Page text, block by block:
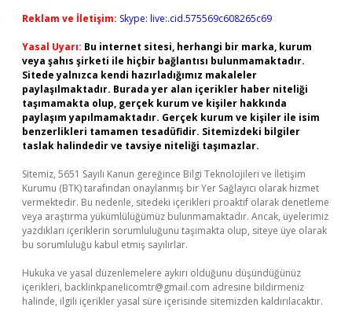
Reklam ve İletişim: Skype: live:.cid.575569c608265c69
Yasal Uyarı: Bu internet sitesi, herhangi bir marka, kurum
veya şahıs şirketi ile hiçbir bağlantısı bulunmamaktadır.
Sitede yalnızca kendi hazırladığımız makaleler
paylaşılmaktadır. Burada yer alan içerikler haber niteliği
taşımamakta olup, gerçek kurum ve kişiler hakkında
paylaşım yapılmamaktadır. Gerçek kurum ve kişiler ile isim
benzerlikleri tamamen tesadüfidir. Sitemizdeki bilgiler
taslak halindedir ve tavsiye niteliği taşımazlar.
Sitemiz, 5651 Sayılı Kanun gereğince Bilgi Teknolojileri ve İletişim
Kurumu (BTK) tarafından onaylanmış bir Yer Sağlayıcı olarak hizmet
vermektedir. Bu nedenle, sitedeki içerikleri proaktif olarak denetleme
veya araştırma yükümlülüğümüz bulunmamaktadır. Ancak, üyelerimiz
yazdıkları içeriklerin sorumluluğunu taşımakta olup, siteye üye olarak
bu sorumluluğu kabul etmiş sayılırlar.
Hukuka ve yasal düzenlemelere aykırı olduğunu düşündüğünüz
içerikleri, backlinkpanelicomtr@gmail.com adresine bildirmeniz
halinde, ilgili içerikler yasal süre içerisinde sitemizden kaldırılacaktır.